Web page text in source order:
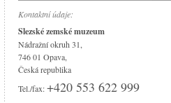
Kontaktní údaje:
Slezské zemské muzeum
Nádražní okruh 31,
746 01 Opava,
Česká republika
Tel./fax:+420 553 622 999